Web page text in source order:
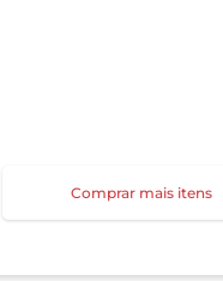
Comprar mais itens